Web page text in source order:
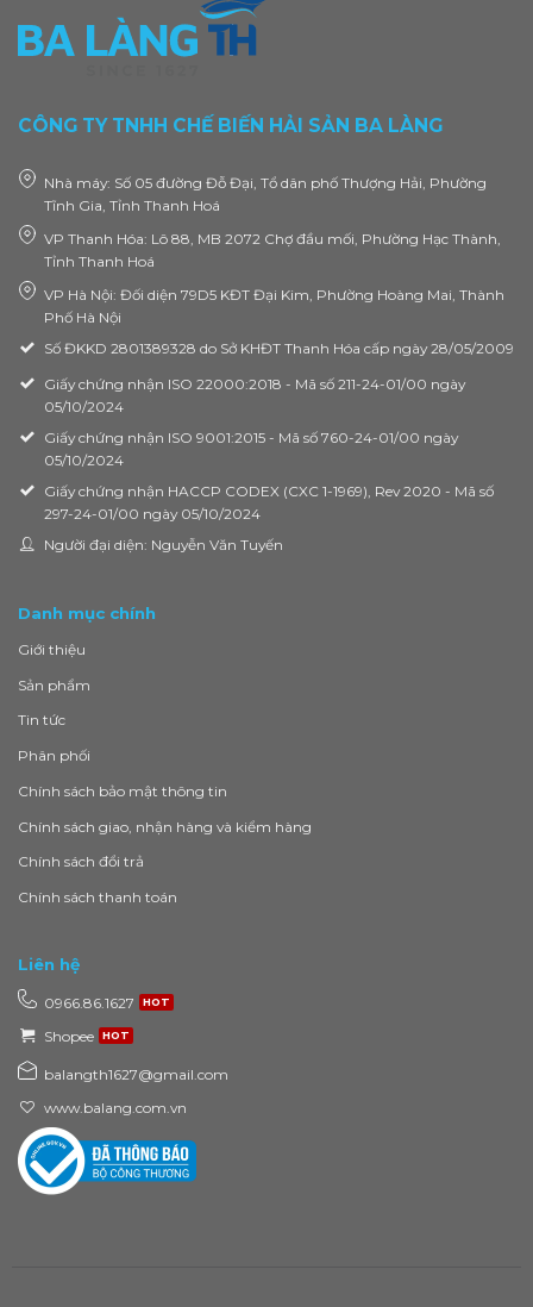
CÔNG TY TNHH CHẾ BIẾN HẢI SẢN BA LÀNG
Nhà máy: Số 05 đường Đỗ Đại, Tổ dân phố Thượng Hải, Phường
Tĩnh Gia, Tỉnh Thanh Hoá
VP Thanh Hóa: Lô 88, MB 2072 Chợ đầu mối, Phường Hạc Thành,
Tỉnh Thanh Hoá
VP Hà Nội: Đối diện 79D5 KĐT Đại Kim, Phường Hoàng Mai, Thành
Phố Hà Nội
Số ĐKKD 2801389328 do Sở KHĐT Thanh Hóa cấp ngày 28/05/2009
Giấy chứng nhận ISO 22000:2018 - Mã số 211-24-01/00 ngày
05/10/2024
Giấy chứng nhận ISO 9001:2015 - Mã số 760-24-01/00 ngày
05/10/2024
Giấy chứng nhận HACCP CODEX (CXC 1-1969), Rev 2020 - Mã số
297-24-01/00 ngày 05/10/2024
Người đại diện: Nguyễn Văn Tuyến
Danh mục chính
Giới thiệu
Sản phẩm
Tin tức
Phân phối
Chính sách bảo mật thông tin
Chính sách giao, nhận hàng và kiểm hàng
Chính sách đổi trả
Chính sách thanh toán
Liên hệ
0966.86.1627
Shopee
balangth1627@gmail.com
www.balang.com.vn